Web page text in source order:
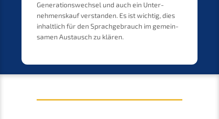
Generations­wechsel und auch ein Unter­
nehmens­kauf verstan­den. Es ist wichtig, dies
inhalt­lich für den Sprach­ge­brauch im gemein­
sa­men Austausch zu klären.